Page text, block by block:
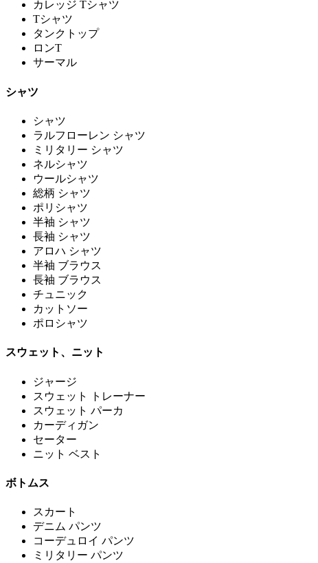
カレッジ Tシャツ
Tシャツ
タンクトップ
ロンT
サーマル
シャツ
シャツ
ラルフローレン シャツ
ミリタリー シャツ
ネルシャツ
ウールシャツ
総柄 シャツ
ポリシャツ
半袖 シャツ
長袖 シャツ
アロハ シャツ
半袖 ブラウス
長袖 ブラウス
チュニック
カットソー
ポロシャツ
スウェット、ニット
ジャージ
スウェット トレーナー
スウェット パーカ
カーディガン
セーター
ニット ベスト
ボトムス
スカート
デニム パンツ
コーデュロイ パンツ
ミリタリー パンツ